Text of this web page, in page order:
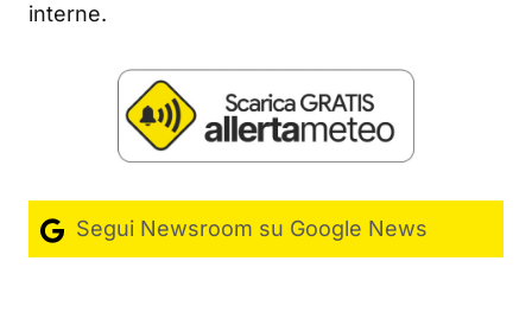
interne.
Segui Newsroom su Google News